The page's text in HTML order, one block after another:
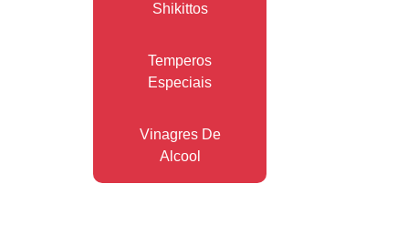
Shikittos
Temperos
Especiais
Vinagres De
Alcool